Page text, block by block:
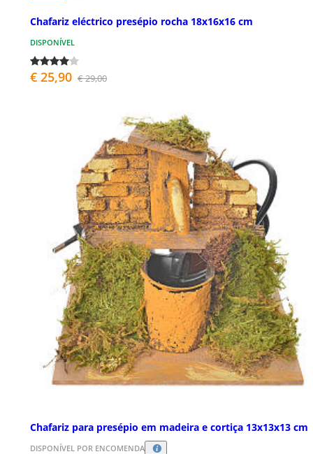
Chafariz eléctrico presépio rocha 18x16x16 cm
DISPONÍVEL
€ 25,90 € 29,00
Chafariz para presépio em madeira e cortiça 13x13x13 cm
DISPONÍVEL POR ENCOMENDA